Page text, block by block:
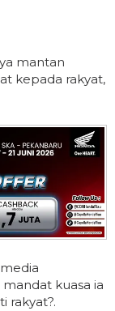
mantan
kepada rakyat,
kuasa ia
rakyat?.